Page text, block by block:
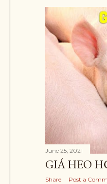
June 25, 2021
GIÁ HEO
Share Post a